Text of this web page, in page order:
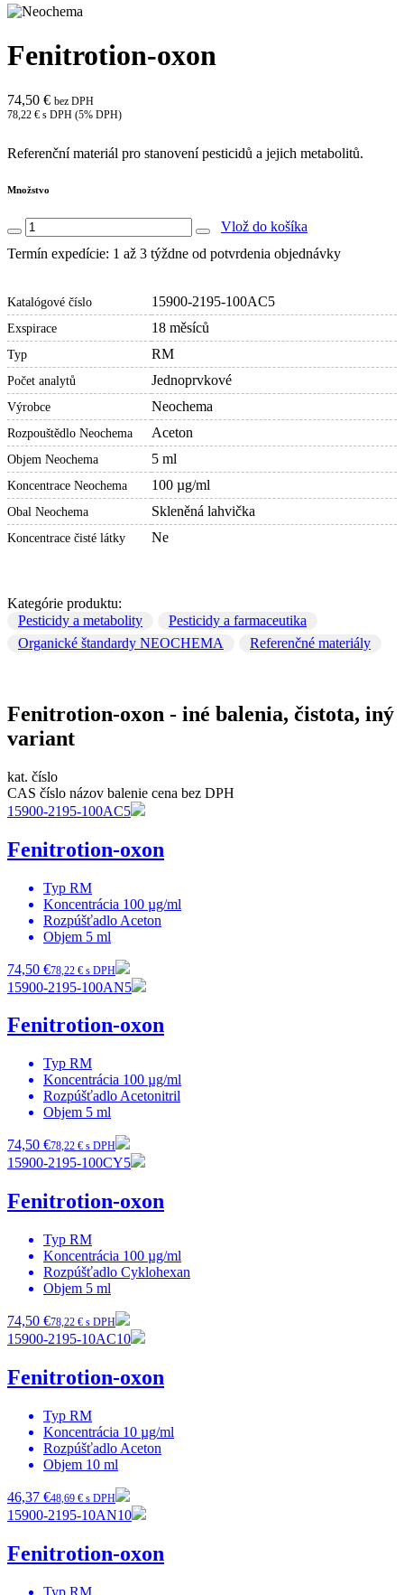
Fenitrotion-oxon
74,50 € bez DPH
78,22 € s DPH (5% DPH)
Referenční materiál pro stanovení pesticidů a jejich metabolitů.
Množstvo
Vlož do košíka
Termín expedície: 1 až 3 týždne od potvrdenia objednávky
Katalógové číslo 15900-2195-100AC5
Exspirace 18 měsíců
Typ RM
Počet analytů Jednoprvkové
Výrobce Neochema
Rozpouštědlo Neochema Aceton
Objem Neochema 5 ml
Koncentrace Neochema 100 µg/ml
Obal Neochema Skleněná lahvička
Koncentrace čisté látky Ne
Kategórie produktu:
Pesticidy a metabolity
Pesticidy a farmaceutika
Organické štandardy NEOCHEMA
Referenčné materiály
Fenitrotion-oxon - iné balenia, čistota, iný
variant
kat. číslo
CAS číslo názov balenie cena bez DPH
15900-2195-100AC5
Fenitrotion-oxon
Typ RM
Koncentrácia 100 µg/ml
Rozpúšťadlo Aceton
Objem 5 ml
74,50 €78,22 € s DPH
15900-2195-100AN5
Fenitrotion-oxon
Typ RM
Koncentrácia 100 µg/ml
Rozpúšťadlo Acetonitril
Objem 5 ml
74,50 €78,22 € s DPH
15900-2195-100CY5
Fenitrotion-oxon
Typ RM
Koncentrácia 100 µg/ml
Rozpúšťadlo Cyklohexan
Objem 5 ml
74,50 €78,22 € s DPH
15900-2195-10AC10
Fenitrotion-oxon
Typ RM
Koncentrácia 10 µg/ml
Rozpúšťadlo Aceton
Objem 10 ml
46,37 €48,69 € s DPH
15900-2195-10AN10
Fenitrotion-oxon
Typ RM